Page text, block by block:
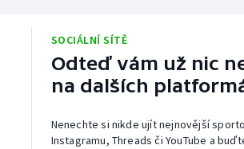
SOCIÁLNÍ SÍTĚ
Odteď vám už nic
na dalších
Nenechte si nikde ujít nejnovější
Instagramu, Threads či YouTube a